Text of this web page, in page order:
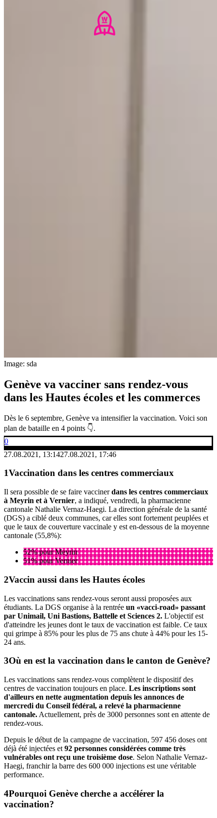
Image: sda
Genève va vacciner sans rendez-vous
dans les Hautes écoles et les commerces
Dès le 6 septembre, Genève va intensifier la vaccination. Voici son
plan de bataille en 4 points 👇.
0
27.08.2021, 13:1427.08.2021, 17:46
Vaccination dans les centres commerciaux
Il sera possible de se faire vaccinerdans les centres commerciaux
à Meyrin et à Vernier, a indiqué, vendredi, la pharmacienne
cantonale Nathalie Vernaz-Haegi. La direction générale de la santé
(DGS) a ciblé deux communes, car elles sont fortement peuplées et
que le taux de couverture vaccinale y est en-dessous de la moyenne
cantonale (55,8%):
52% pour Meyrin
51% pour Vernier
Vaccin aussi dans les Hautes écoles
Les vaccinations sans rendez-vous seront aussi proposées aux
étudiants. La DGS organise à la rentrée un «vacci-road» passant
par Unimail, Uni Bastions, Battelle et Sciences 2. L'objectif est
d'atteindre les jeunes dont le taux de vaccination est faible. Ce taux
qui grimpe à 85% pour les plus de 75 ans chute à 44% pour les 15-
24 ans.
Où en est la vaccination dans le canton de Genève?
Les vaccinations sans rendez-vous complètent le dispositif des
centres de vaccination toujours en place. Les inscriptions sont
d'ailleurs en nette augmentation depuis les annonces de
mercredi du Conseil fédéral, a relevé la pharmacienne
cantonale. Actuellement, près de 3000 personnes sont en attente de
rendez-vous.
Depuis le début de la campagne de vaccination, 597 456 doses ont
déjà été injectées et 92 personnes considérées comme très
vulnérables ont reçu une troisième dose. Selon Nathalie Vernaz-
Haegi, franchir la barre des 600 000 injections est une véritable
performance.
Pourquoi Genève cherche a accélérer la
vaccination?